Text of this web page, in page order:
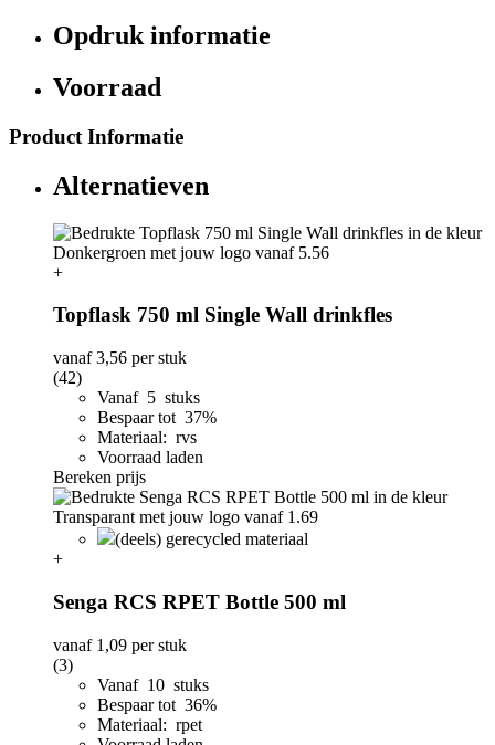
Opdruk informatie
Voorraad
Product Informatie
Alternatieven
+
Topflask 750 ml Single Wall drinkfles
vanaf3,56 per stuk
(42)
Vanaf 5 stuks
Bespaar tot 37%
Materiaal: rvs
Voorraad laden
Bereken prijs
(deels) gerecycled materiaal
+
Senga RCS RPET Bottle 500 ml
vanaf 1,09 per stuk
(3)
Vanaf 10 stuks
Bespaar tot 36%
Materiaal: rpet